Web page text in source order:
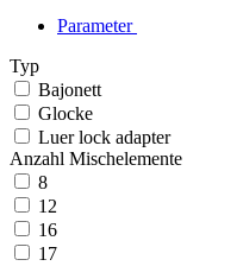
Parameter
Typ
Bajonett
Glocke
Luer lock adapter
Anzahl Mischelemente
8
12
16
17